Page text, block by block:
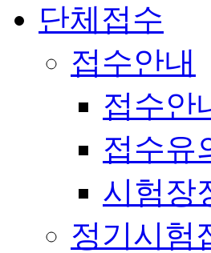
단체접수
접수안내
접수안
접수유
시험장
정기시험